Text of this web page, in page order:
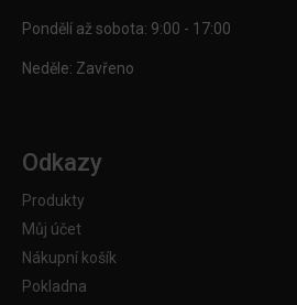
Pondělí až sobota: 9:00 - 17:00
Neděle: Zavřeno
Odkazy
Produkty
Můj účet
Nákupní košík
Pokladna